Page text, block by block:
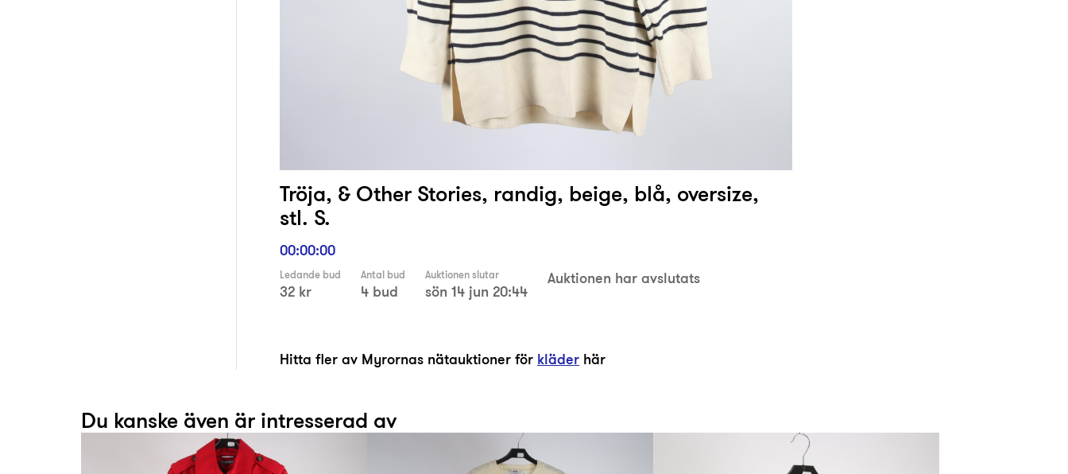
Tröja, & Other Stories, randig, beige, blå, oversize,
stl. S.
00:00:00
Ledande bud
32 kr
Antal bud
4 bud
Auktionen slutar
sön 14 jun 20:44
Auktionen har avslutats
Hitta fler av Myrornas nätauktioner för kläder här
Du kanske även är intresserad av